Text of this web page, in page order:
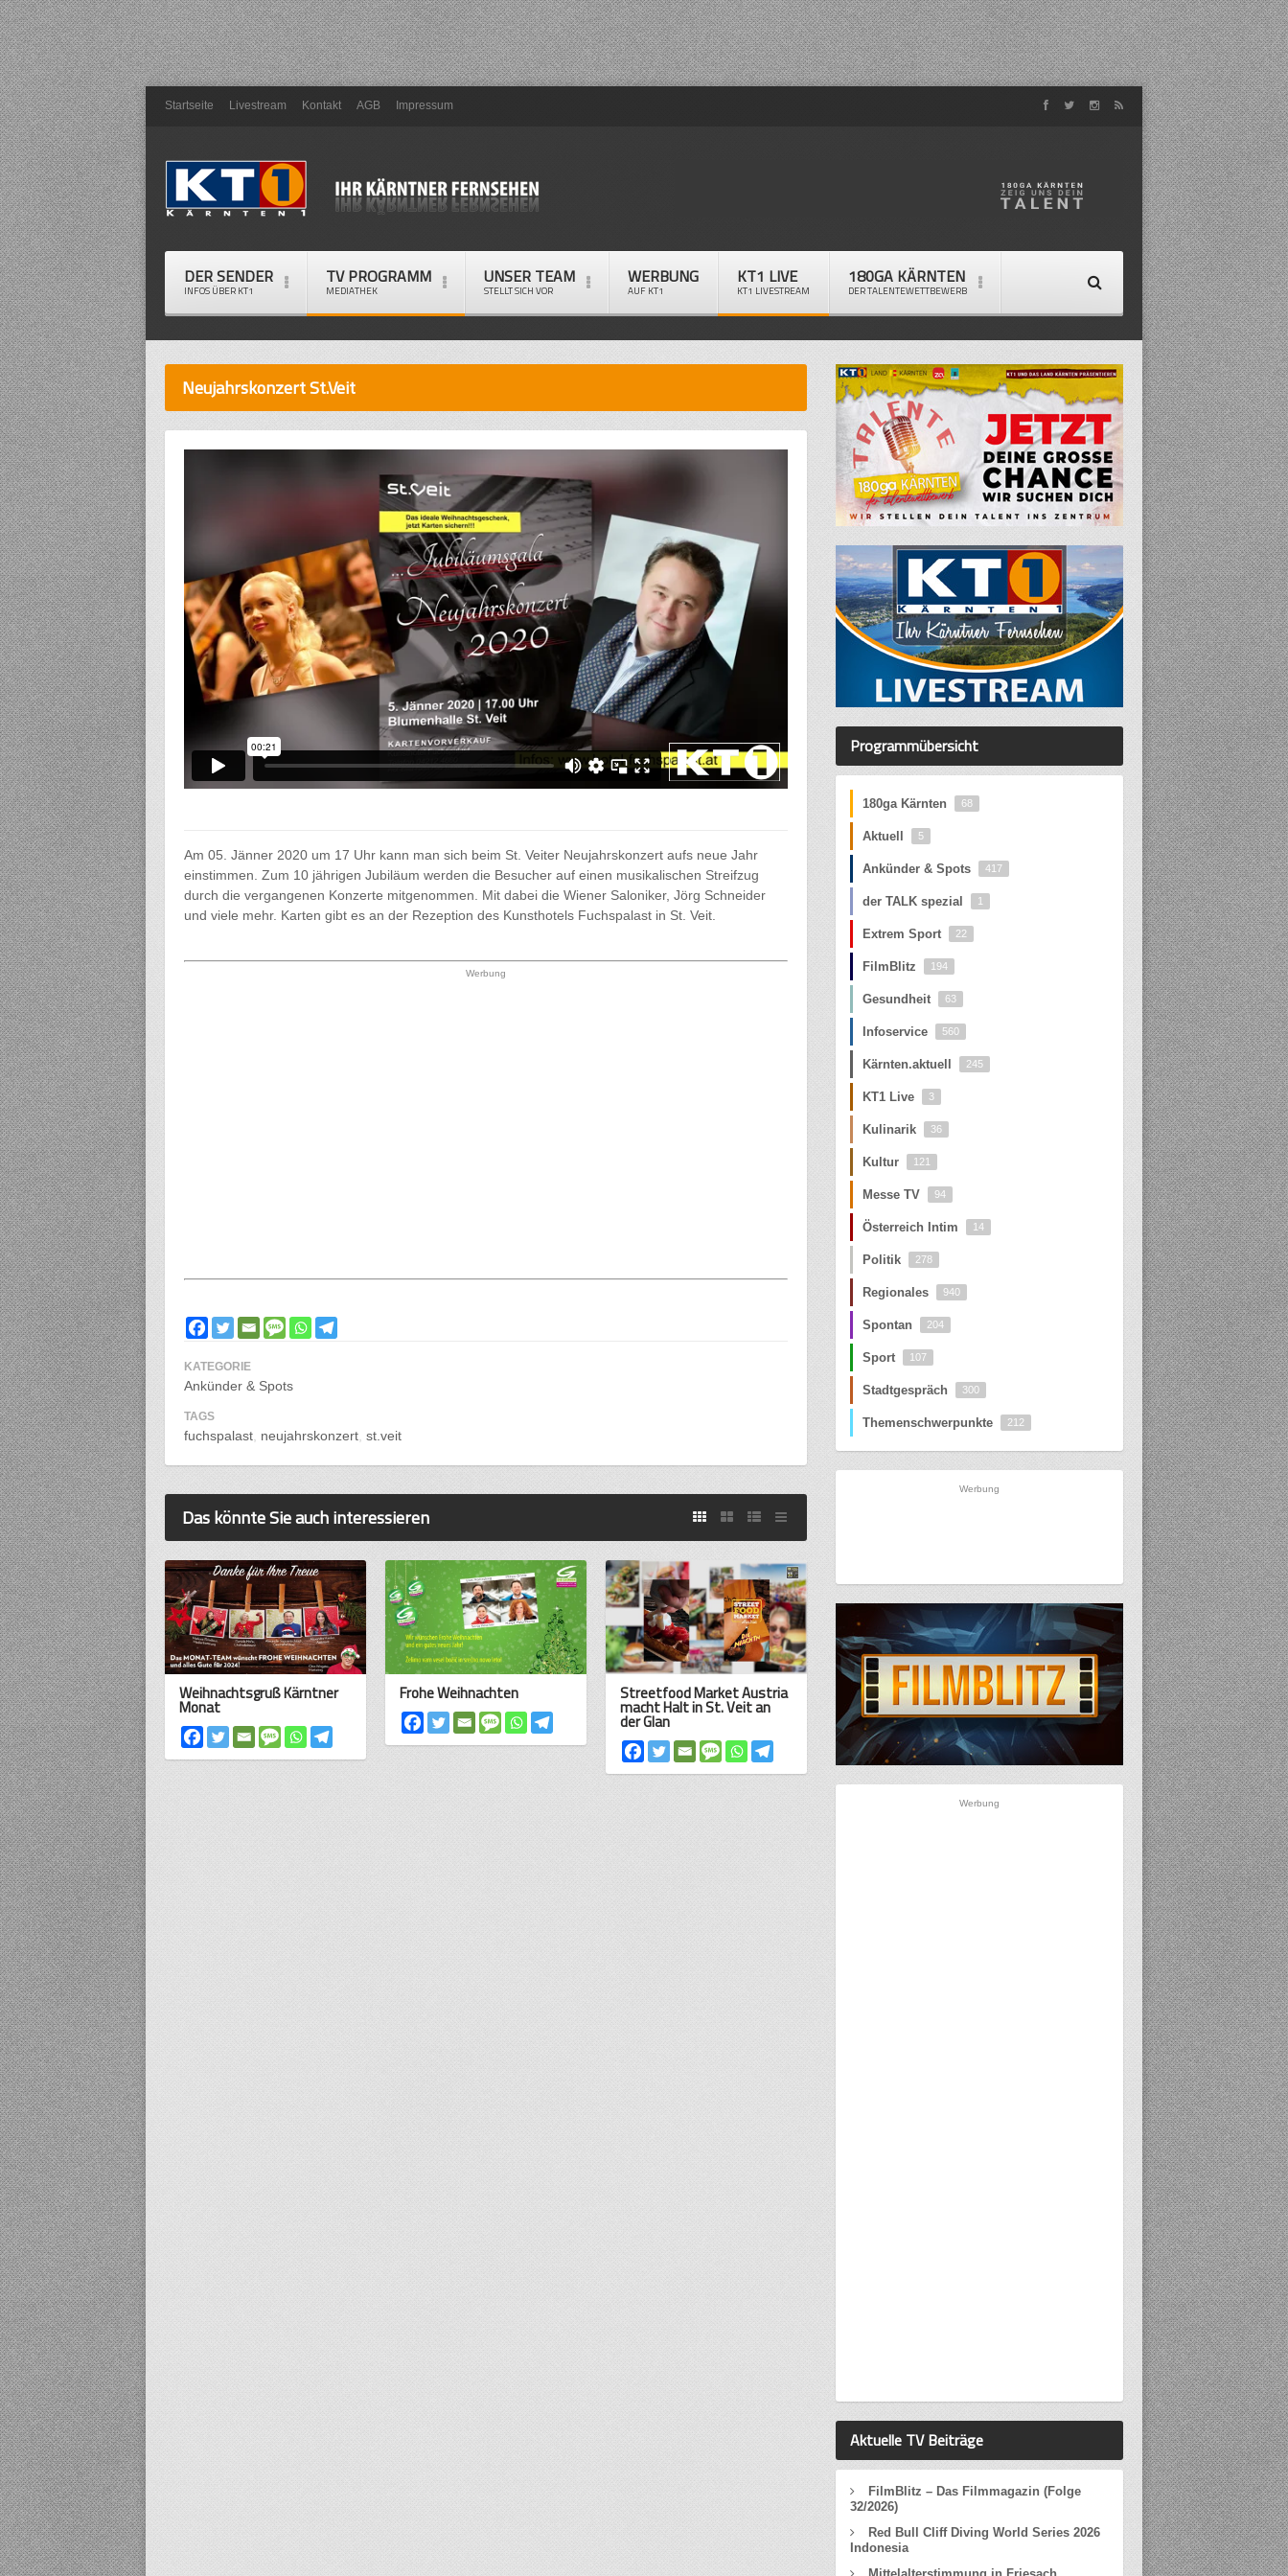
Startseite Livestream Kontakt AGB Impressum
DER SENDER
INFOS ÜBER KT1
TV PROGRAMM
MEDIATHEK
UNSER TEAM
STELLT SICH VOR
WERBUNG
AUF KT1
KT1 LIVE
KT1 LIVESTREAM
180GA KÄRNTEN
DER TALENTEWETTBEWERB
Neujahrskonzert St.Veit
Am 05. Jänner 2020 um 17 Uhr kann man sich beim St. Veiter Neujahrskonzert aufs neue Jahr
einstimmen. Zum 10 jährigen Jubiläum werden die Besucher auf einen musikalischen Streifzug
durch die vergangenen Konzerte mitgenommen. Mit dabei die Wiener Saloniker, Jörg Schneider
und viele mehr. Karten gibt es an der Rezeption des Kunsthotels Fuchspalast in St. Veit.
Werbung
KATEGORIE
Ankünder & Spots
TAGS
fuchspalast neujahrskonzert st.veit
Das könnte Sie auch interessieren
Weihnachtsgruß Kärntner
Monat
Frohe Weihnachten Streetfood Market Austria
macht Halt in St. Veit an
der Glan
Programmübersicht
180ga Kärnten 68
Aktuell 5
Ankünder & Spots 417
der TALK spezial 1
Extrem Sport 22
FilmBlitz 194
Gesundheit 63
Infoservice 560
Kärnten.aktuell 245
KT1 Live 3
Kulinarik 36
Kultur 121
Messe TV 94
Österreich Intim 14
Politik 278
Regionales 940
Spontan 204
Sport 107
Stadtgespräch 300
Themenschwerpunkte 212
Werbung
Werbung
Aktuelle TV Beiträge
FilmBlitz – Das Filmmagazin (Folge
32/2026)
Red Bull Cliff Diving World Series 2026
Indonesia